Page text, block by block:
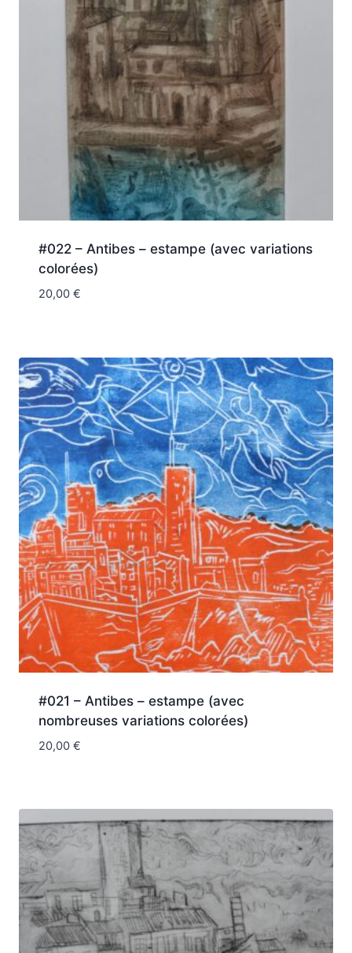
#022 – Antibes – estampe (avec variations
colorées)
20,00 €
#021 – Antibes – estampe (avec
nombreuses variations colorées)
20,00 €